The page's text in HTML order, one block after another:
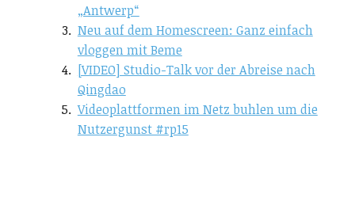
„Antwerp“
Neu auf dem Homescreen: Ganz einfach
vloggen mit Beme
[VIDEO] Studio-Talk vor der Abreise nach
Qingdao
Videoplattformen im Netz buhlen um die
Nutzergunst #rp15